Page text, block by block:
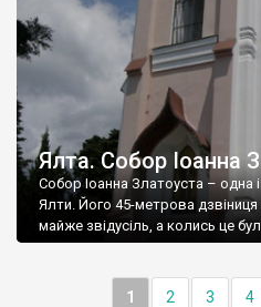
Ялта. Собор Іоанна
Собор Іоанна Златоуста – одна
Ялти. Його 45-метрова дзвіниця
майже звідусіль, а колись це
1 2 3 4